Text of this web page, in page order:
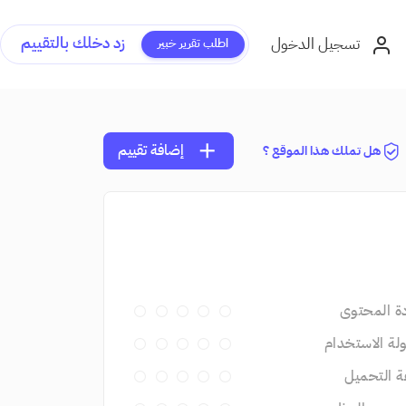
تسجيل الدخول اطلب تقرير خبير زد دخلك بالتقييم
هل تملك هذا الموقع ؟ add إضافة تقييم
المحتوى
الاستخدام
التحميل